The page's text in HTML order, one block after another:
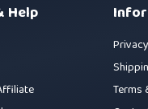
Help
Terms